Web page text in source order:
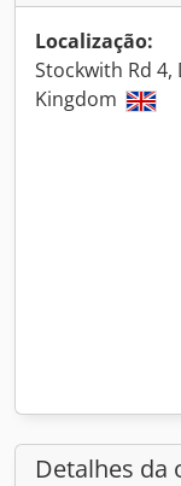
Localização:
Stockwith Rd 4,
Kingdom
Detalhes da